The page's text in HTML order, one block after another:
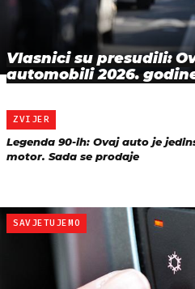
Vlasnici su presudili:
automobili 2026.
ZVIJER
Legenda 90-ih: Ovaj auto je
motor. Sada se prodaje
SAVJETUJEMO